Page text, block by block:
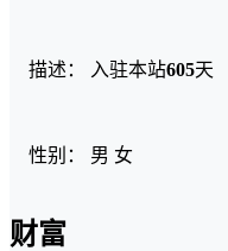
描述： 入驻本站605天
性别： 男 女
财富